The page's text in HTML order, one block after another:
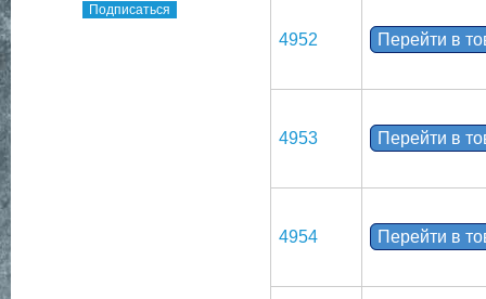
Подписаться
4952 Перейти в
4953 Перейти в
4954 Перейти в